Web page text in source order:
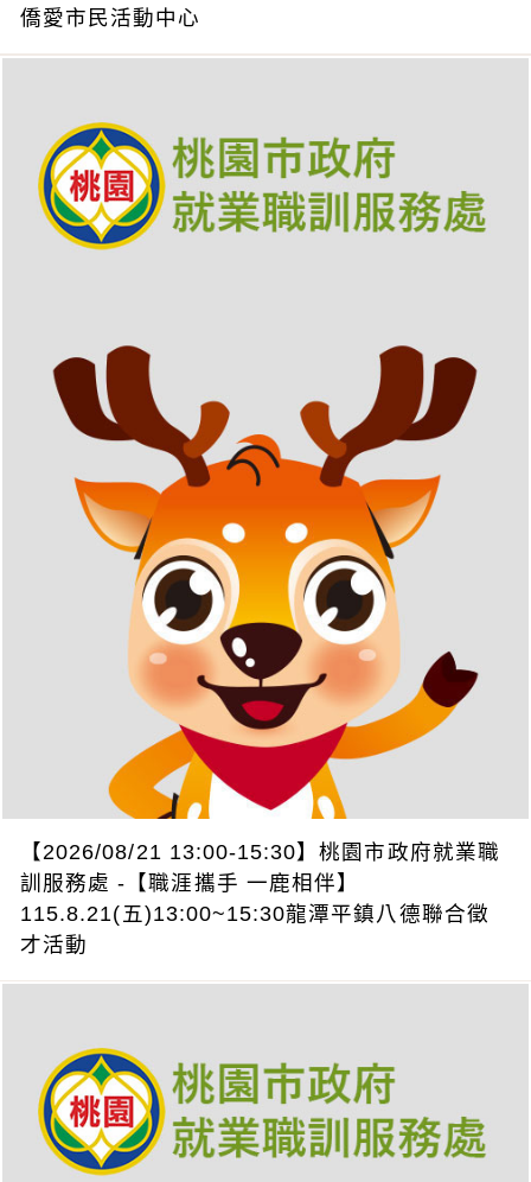
僑愛市民活動中心
【2026/08/21 13:00-15:30】桃園市政府就業職
訓服務處 -【職涯攜手 一鹿相伴】
115.8.21(五)13:00~15:30龍潭平鎮八德聯合徵
才活動